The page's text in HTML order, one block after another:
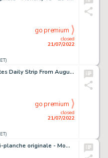
closed
21/07/2022
go premium
Terry And The Pirates Daily Strip From August 25th 1971 - By George Wunder - Signed - Original Art Page - Pen & Ink - Page volante - Exemplaire unique - (1971)
closed
21/07/2022
go premium
Eddy Paape - Demi-planche originale - Mowgli - Fêtes de pÃ¢ques - (1959)